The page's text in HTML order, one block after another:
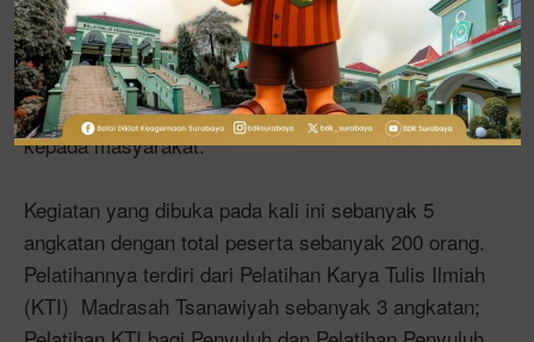
Demikian pula dengan penyuluh. Diharapkan
penyuluh mampu menggunakan media elektronk dan
media sosial untuk memberikan materi penyluhan
kepada masyarakat.
Kegiatan yang dibuka pada kali ini sebanyak 5
angkatan dengan total peserta sebanyak 200 orang.
Pelatihannya terdiri dari Pelatihan Karya Tulis Ilmiah
(KTI) Madrasah Tsanawiyah sebanyak 3 angkatan;